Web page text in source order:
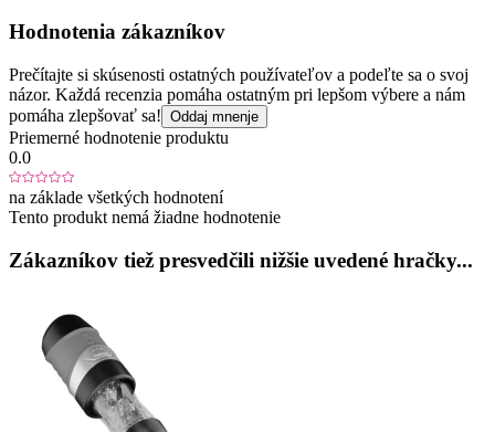
Hodnotenia zákazníkov
Prečítajte si skúsenosti ostatných používateľov a podeľte sa o svoj
názor. Každá recenzia pomáha ostatným pri lepšom výbere a nám
pomáha zlepšovať sa! Oddaj mnenje
Priemerné hodnotenie produktu
0.0
na základe všetkých hodnotení
Tento produkt nemá žiadne hodnotenie
Zákazníkov tiež presvedčili nižšie uvedené hračky...